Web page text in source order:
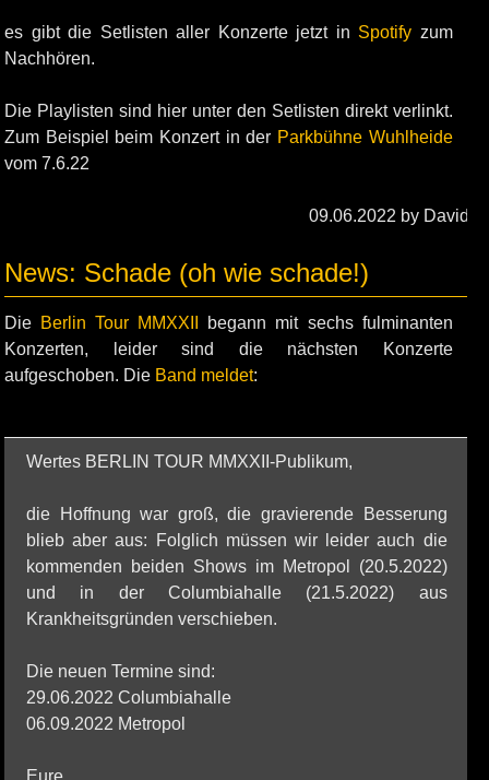
es gibt die Setlisten aller Konzerte jetzt in Spotify zum
Nachhören.
Die Playlisten sind hier unter den Setlisten direkt verlinkt.
Zum Beispiel beim Konzert in der Parkbühne Wuhlheide
vom 7.6.22
09.06.2022 by David
News: Schade (oh wie schade!)
Die Berlin Tour MMXXII
begann mit sechs fulminanten
Konzerten, leider sind die nächsten Konzerte
aufgeschoben. Die Band meldet:
Wertes BERLIN TOUR MMXXII-Publikum,
die Hoffnung war groß, die gravierende Besserung
blieb aber aus: Folglich müssen wir leider auch die
kommenden beiden Shows im Metropol (20.5.2022)
und in der Columbiahalle (21.5.2022) aus
Krankheitsgründen verschieben.
Die neuen Termine sind:
29.06.2022 Columbiahalle
06.09.2022 Metropol
Eure